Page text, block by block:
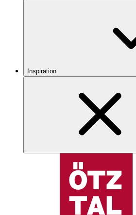
Inspiration